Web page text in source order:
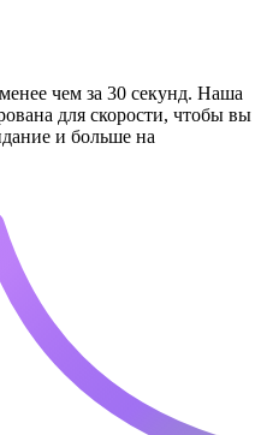
чем за 30 секунд. Наша
для скорости, чтобы вы
и больше на